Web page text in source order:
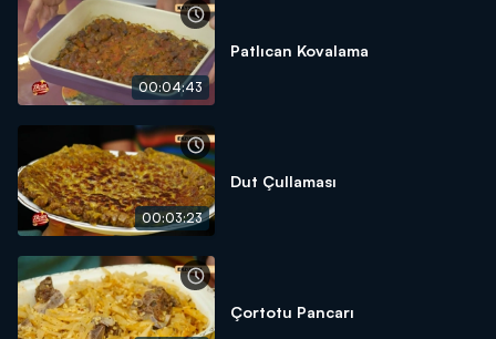
00:04:43
Patlıcan Kovalama
00:03:23
Dut Çullaması
Çortotu Pancarı